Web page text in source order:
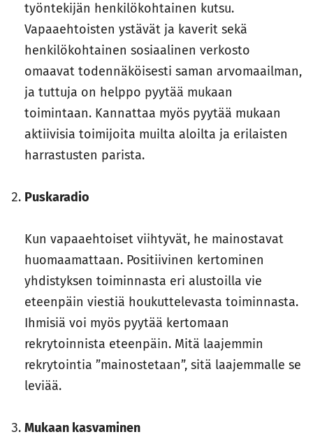
työntekijän henkilökohtainen kutsu.
Vapaaehtoisten ystävät ja kaverit sekä
henkilökohtainen sosiaalinen verkosto
omaavat todennäköisesti saman arvomaailman,
ja tuttuja on helppo pyytää mukaan
toimintaan. Kannattaa myös pyytää mukaan
aktiivisia toimijoita muilta aloilta ja erilaisten
harrastusten parista.
Puskaradio
Kun vapaaehtoiset viihtyvät, he mainostavat
huomaamattaan. Positiivinen kertominen
yhdistyksen toiminnasta eri alustoilla vie
eteenpäin viestiä houkuttelevasta toiminnasta.
Ihmisiä voi myös pyytää kertomaan
rekrytoinnista eteenpäin. Mitä laajemmin
rekrytointia ”mainostetaan”, sitä laajemmalle se
leviää.
Mukaan kasvaminen